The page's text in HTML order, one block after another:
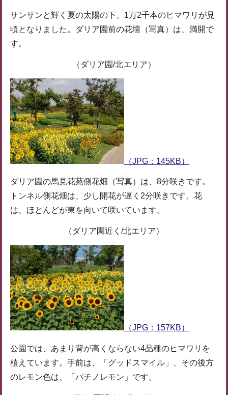
サンサンと輝く夏の太陽の下、1万2千本のヒマワリが見
頃となりました。ダリア園前の花壇（写真）は、満開で
す。
（ダリア園/北エリア）
（JPG：145KB）
ダリア園の馬見花苑側花畑（写真）は、8分咲きです。
トンネル側花畑は、少し開花が遅く2分咲きです。花
は、ほとんどが東を向いて咲いています。
（ダリア園近く/北エリア）
（JPG：157KB）
公園では、あまり背が高くならない4品種のヒマワリを
植えています。手前は、「グッドスマイル」、その後方
のレモン色は、「パチノレモン」です。